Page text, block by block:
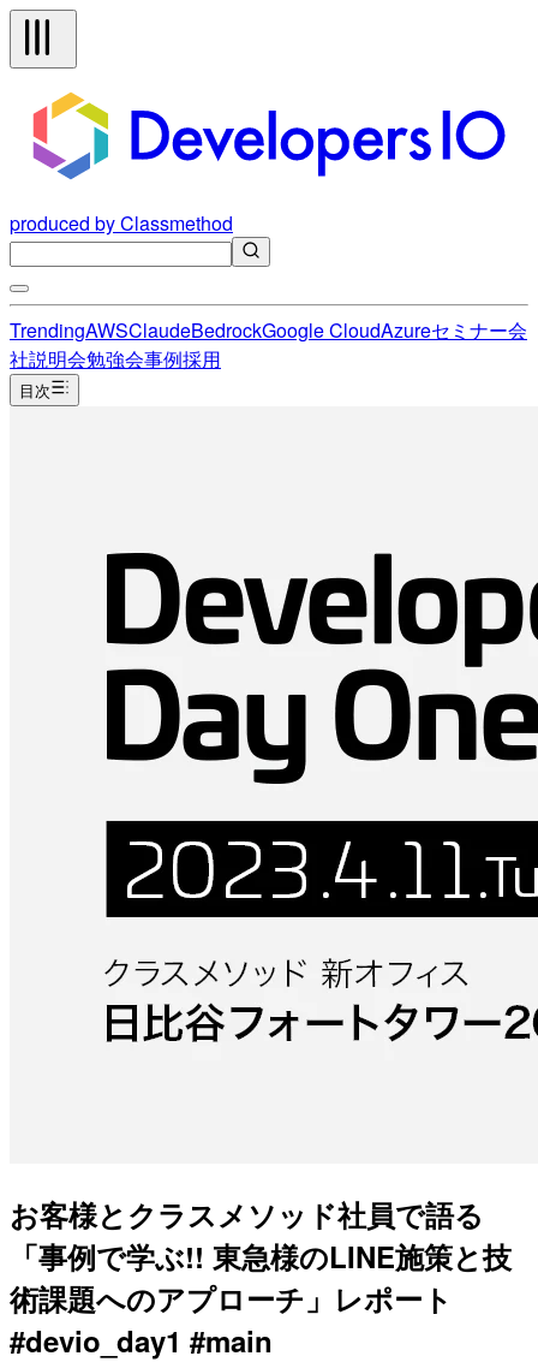
produced by Classmethod
TrendingAWSClaudeBedrockGoogle CloudAzureセミナー会
社説明会勉強会事例採用
目次
お客様とクラスメソッド社員で語る
「事例で学ぶ!! 東急様のLINE施策と技
術課題へのアプローチ」レポート
#devio_day1 #main